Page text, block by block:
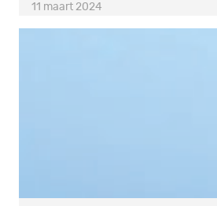
11 maart 2024